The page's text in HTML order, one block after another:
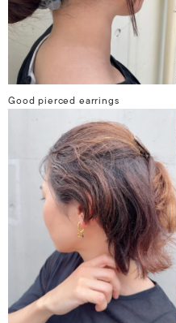
Good pierced earrings